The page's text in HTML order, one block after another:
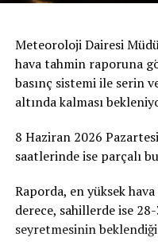
Meteoroloji Dairesi
hava tahmin raporuna
basınç sistemi ile serin
altında kalması
8 Haziran 2026
saatlerinde ise parçalı
Raporda, en yüksek
derece, sahillerde ise
seyretmesinin